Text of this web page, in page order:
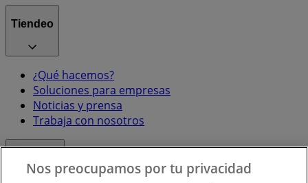
Tiendeo
¿Qué hacemos?
Soluciones para empresas
Noticias y prensa
Trabaja con nosotros
Nos preocupamos por tu privacidad